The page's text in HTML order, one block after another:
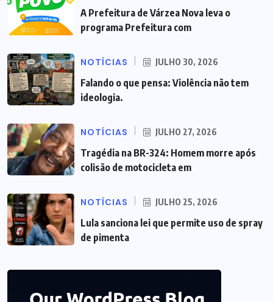
A Prefeitura de Várzea Nova leva o
programa Prefeitura com
NOTÍCIAS JULHO 30, 2026
Falando o que pensa: Violência não tem
ideologia.
NOTÍCIAS JULHO 27, 2026
Tragédia na BR-324: Homem morre após
colisão de motocicleta em
NOTÍCIAS JULHO 25, 2026
Lula sanciona lei que permite uso de spray
de pimenta